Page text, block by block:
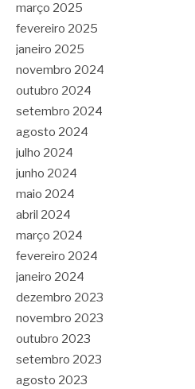
março 2025
fevereiro 2025
janeiro 2025
novembro 2024
outubro 2024
setembro 2024
agosto 2024
julho 2024
junho 2024
maio 2024
abril 2024
março 2024
fevereiro 2024
janeiro 2024
dezembro 2023
novembro 2023
outubro 2023
setembro 2023
agosto 2023